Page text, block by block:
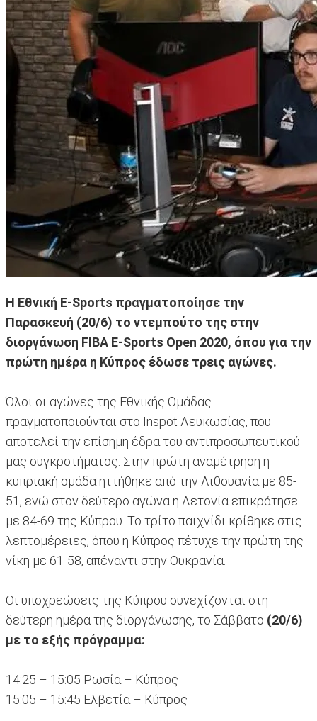
Η Εθνική E-Sports πραγματοποίησε την
Παρασκευή (20/6) το ντεμπούτο της στην
διοργάνωση FIBA E-Sports Open 2020, όπου για την
πρώτη ημέρα η Κύπρος έδωσε τρεις αγώνες.
Όλοι οι αγώνες της Εθνικής Ομάδας
πραγματοποιούνται στο Inspot Λευκωσίας, που
αποτελεί την επίσημη έδρα του αντιπροσωπευτικού
μας συγκροτήματος. Στην πρώτη αναμέτρηση η
κυπριακή ομάδα ηττήθηκε από την Λιθουανία με 85-
51, ενώ στον δεύτερο αγώνα η Λετονία επικράτησε
με 84-69 της Κύπρου. Το τρίτο παιχνίδι κρίθηκε στις
λεπτομέρειες, όπου η Κύπρος πέτυχε την πρώτη της
νίκη με 61-58, απέναντι στην Ουκρανία.
Οι υποχρεώσεις της Κύπρου συνεχίζονται στη
δεύτερη ημέρα της διοργάνωσης, το Σάββατο (20/6)
με το εξής πρόγραμμα:
14:25 – 15:05 Ρωσία – Κύπρος
15:05 – 15:45 Ελβετία – Κύπρος